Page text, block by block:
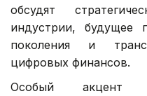
обсудят
индустрии, будущее
поколения и
цифровых финансов.
Особый акцент